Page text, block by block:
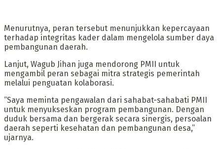
Menurutnya, peran tersebut menunjukkan kepercayaan
terhadap integritas kader dalam mengelola sumber daya
pembangunan daerah.
Lanjut, Wagub Jihan juga mendorong PMII untuk
mengambil peran sebagai mitra strategis pemerintah
melalui penguatan kolaborasi.
“Saya meminta pengawalan dari sahabat-sahabati PMII
untuk menyukseskan program pembangunan. Dengan
duduk bersama dan bergerak secara sinergis, persoalan
daerah seperti kesehatan dan pembangunan desa,”
ujarnya.